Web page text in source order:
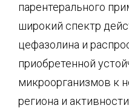
парентерального
широкий спектр
цефазолина и
приобретенной
микроорганизмов к
региона и